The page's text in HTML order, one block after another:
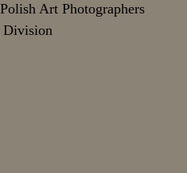
Art Photographers
Division